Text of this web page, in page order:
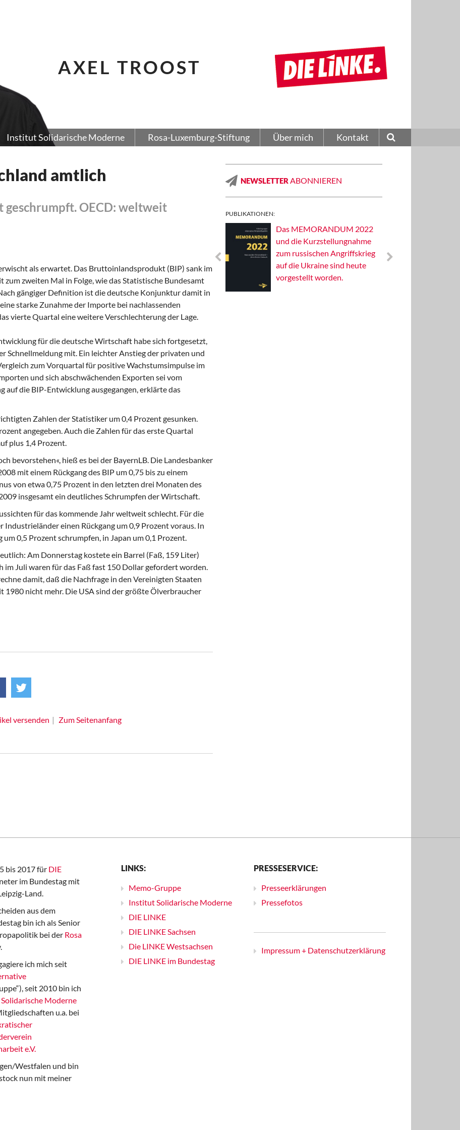
AXEL TROOST
Institut Solidarische Moderne Rosa-Luxemburg-Stiftung Über mich Kontakt
amtlich
OECD: weltweit
als erwartet. Das Bruttoinlandsprodukt (BIP) sank im
zweiten Mal in Folge, wie das Statistische Bundesamt
gängiger Definition ist die deutsche Konjunktur damit in
starke Zunahme der Importe bei nachlassenden
vierte Quartal eine weitere Verschlechterung der Lage.
für die deutsche Wirtschaft habe sich fortgesetzt,
Schnellmeldung mit. Ein leichter Anstieg der privaten und
zum Vorquartal für positive Wachstumsimpulse im
und sich abschwächenden Exporten sei vom
die BIP-Entwicklung ausgegangen, erklärte das
Zahlen der Statistiker um 0,4 Prozent gesunken.
angegeben. Auch die Zahlen für das erste Quartal
plus 1,4 Prozent.
bevorstehen«, hieß es bei der BayernLB. Die Landesbanker
mit einem Rückgang des BIP um 0,75 bis zu einem
von etwa 0,75 Prozent in den letzten drei Monaten des
insgesamt ein deutliches Schrumpfen der Wirtschaft.
für das kommende Jahr weltweit schlecht. Für die
einen Rückgang um 0,9 Prozent voraus. In
0,5 Prozent schrumpfen, in Japan um 0,1 Prozent.
Am Donnerstag kostete ein Barrel (Faß, 159 Liter)
im Juli waren für das Faß fast 150 Dollar gefordert worden.
damit, daß die Nachfrage in den Vereinigten Staaten
1980 nicht mehr. Die USA sind der größte Ölverbraucher
versenden Zum Seitenanfang
NEWSLETTER ABONNIEREN
PUBLIKATIONEN:
Das MEMORANDUM 2022
und die Kurzstellungnahme
zum russischen Angriffskrieg
auf die Ukraine sind heute
vorgestellt worden.
bis 2017 für DIE
im Bundestag mit
Land.
aus dem
bin ich als Senior
bei der Rosa
ich mich seit
seit 2010 bin ich
Moderne
u.a. bei
e.V.
Westfalen und bin
nun mit meiner
LINKS:
Memo-Gruppe
Institut Solidarische Moderne
DIE LINKE
DIE LINKE Sachsen
Die LINKE Westsachsen
DIE LINKE im Bundestag
PRESSESERVICE:
Presseerklärungen
Pressefotos
Impressum + Datenschutzerklärung